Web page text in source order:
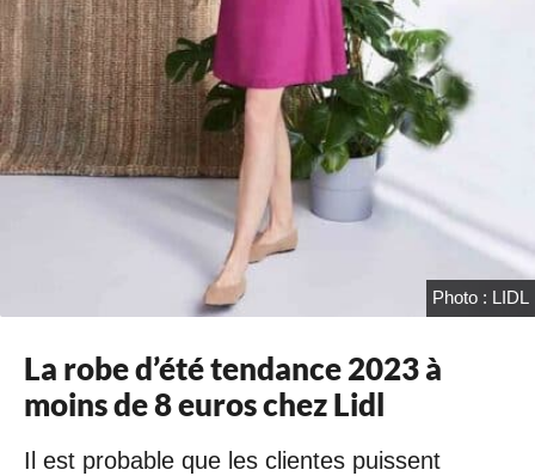
Photo : LIDL
La robe d’été tendance 2023 à
moins de 8 euros chez Lidl
Il est probable que les clientes puissent